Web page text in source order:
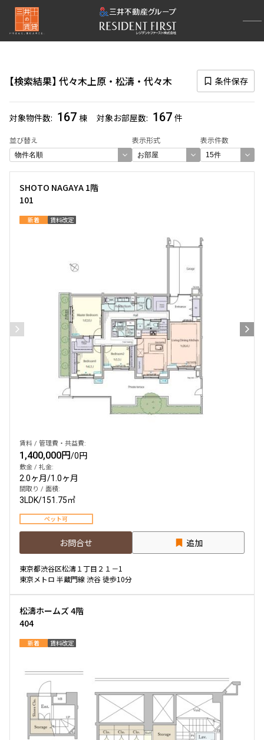
検索結果 代々木上原・松濤・代々木 条件保存
対象物件数 167 棟 対象お部屋数 167 件
並び替え 表示形式 表示件数
再検索ナビゲーション
選択中のエリア
代々木上原・松濤・代々木
(167)
選び方を変更する
検索結果の絞り込み
賃料
〜
管理費/共益費含む
間取り
1R〜1K
2LDK
4LDK〜
〜
築年数
1年以内
5年以内
10年以内
15年以内
20年以内
25年以内
30年以内
SHOTO NAGAYA 1階
101
新着 賃料改定
賃料 / 管理費・共益費:
1,400,000円/0円
敷金 / 礼金:
2.0ヶ月/1.0ヶ月
間取り / 面積:
3LDK/151.75㎡
ペット可
お問合せ 追加
東京都渋谷区松濤１丁目２１－1
東京メトロ 半蔵門線 渋谷 徒歩10分
松濤ホームズ 4階
404
新着 賃料改定